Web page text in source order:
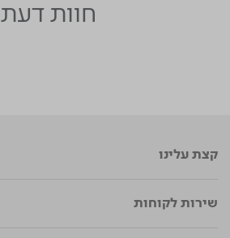
חוות דעת
קצת עלינו
שירות לקוחות